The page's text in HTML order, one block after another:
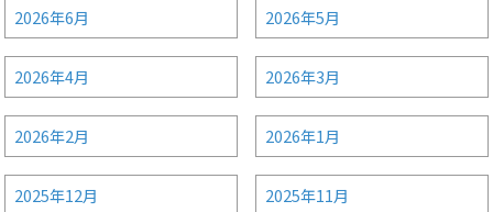
2026年6月 2026年5月
2026年4月 2026年3月
2026年2月 2026年1月
2025年12月 2025年11月